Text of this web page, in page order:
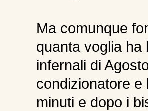
Ma comunque
quanta voglia ha
infernali di
condizionatore
minuti e dopo i